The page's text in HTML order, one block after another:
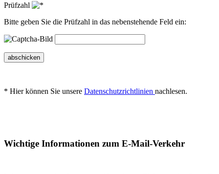
Prüfzahl
Bitte geben Sie die Prüfzahl in das nebenstehende Feld ein:
abschicken
* Hier können Sie unsere Datenschutzrichtlinien nachlesen.
Wichtige Informationen zum E-Mail-Verkehr